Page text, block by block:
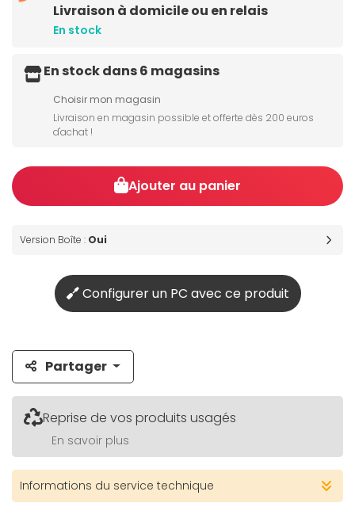
Livraison à domicile ou en relais
En stock
En stock dans 6 magasins
Choisir mon magasin
Livraison en magasin possible et offerte dès 200 euros
d'achat !
Ajouter au panier
Version Boîte : Oui
Configurer un PC avec ce produit
Partager
Reprise de vos produits usagés
En savoir plus
Informations du service technique